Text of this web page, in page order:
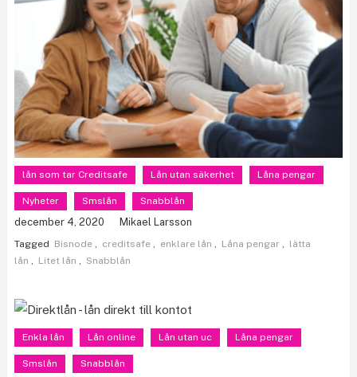
lån som tar Creditsafe Lån utan säkerhet Låna pengar
Nyheter Smslån Snabblån
december 4, 2020 Mikael Larsson
Tagged Bisnode , creditsafe , enklare lån , Låna pengar , lätta
lån , Litet lån , Snabblån
Enkla lån Lån online Lån utan uc Låna pengar
Smslån Snabblån